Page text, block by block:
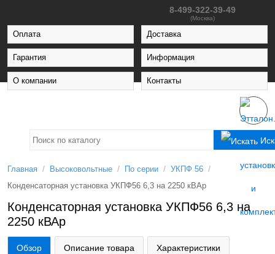
8-499-322-39-49
(Москва)
Оплата Доставка
Гарантия Информация
О компании Контакты
Главная / Высоковольтные / По серии / УКПФ 56 /
Конденсаторная установка УКПФ56 6,3 на 2250 кВАр
Конденсаторная установка УКПФ56 6,3 на
2250 кВАр
Обзор Описание товара Характеристики